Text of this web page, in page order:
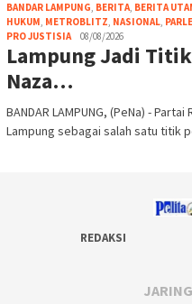
BANDAR LAMPUNG, BERITA, BERITA
HUKUM, METROBLITZ, NASIONAL,
PRO JUSTISIA
08/08/2026
Lampung Jadi
Naza…
BANDAR LAMPUNG, (PeNa) -
Lampung sebagai salah satu titik
REDAKSI